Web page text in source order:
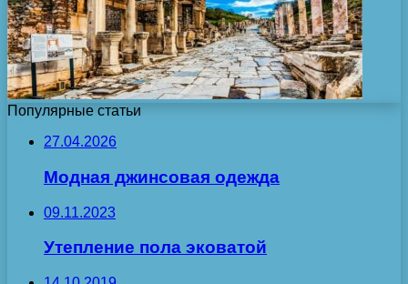
Популярные статьи
27.04.2026
Модная джинсовая одежда
09.11.2023
Утепление пола эковатой